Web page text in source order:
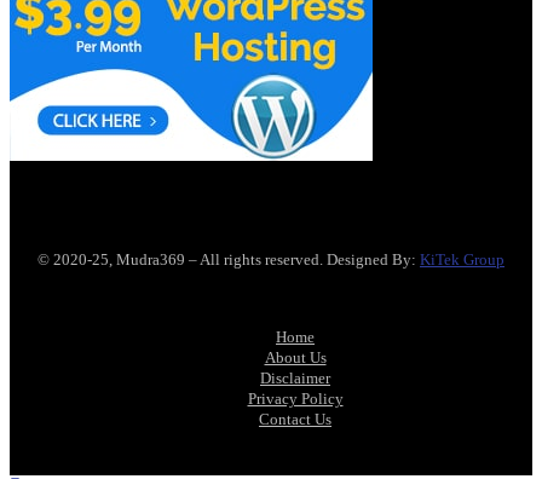
© 2020-25, Mudra369 – All rights reserved. Designed By: KiTek Group
Home
About Us
Disclaimer
Privacy Policy
Contact Us